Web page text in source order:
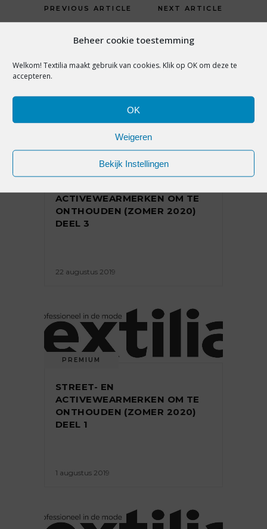
Beheer cookie toestemming
Welkom! Textilia maakt gebruik van cookies. Klik op OK om deze te
accepteren.
OK
Weigeren
Bekijk Instellingen
PREVIOUS ARTICLE NEXT ARTICLE
YOU MAY ALSO LIKE
PREMIUM
ACTIVEWEARMERKEN OM TE
ONTHOUDEN (ZOMER 2020)
DEEL 3
22 augustus 2019
PREMIUM
STREET- EN
ACTIVEWEARMERKEN OM TE
ONTHOUDEN (ZOMER 2020)
DEEL 1
1 augustus 2019